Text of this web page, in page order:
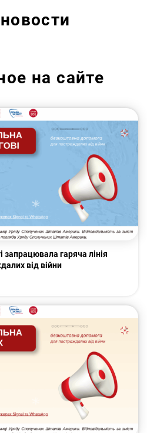
новости
на сайте
запрацювала гаряча лінія
від війни